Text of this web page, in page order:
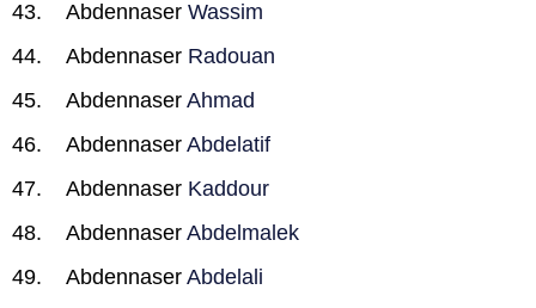
Abdennaser Wassim
Abdennaser Radouan
Abdennaser Ahmad
Abdennaser Abdelatif
Abdennaser Kaddour
Abdennaser Abdelmalek
Abdennaser Abdelali